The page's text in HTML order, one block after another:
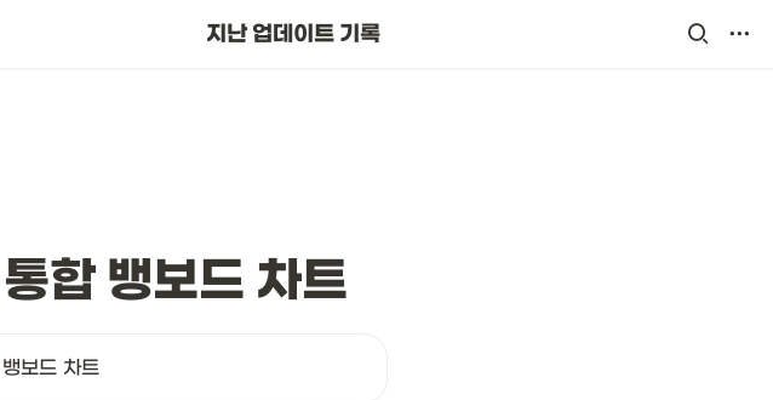
지난 업데이트 기록
합 뱅보드 차트
보드 차트